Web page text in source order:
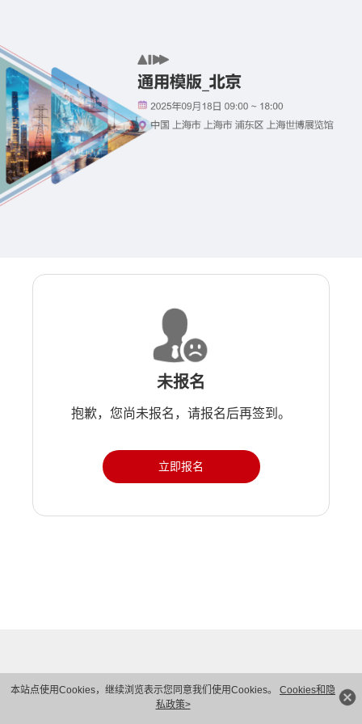
本站点使用Cookies，继续浏览表示您同意我们使用Cookies。 Cookies和隐
私政策>
未报名
抱歉，您尚未报名，请报名后再签到。
立即报名